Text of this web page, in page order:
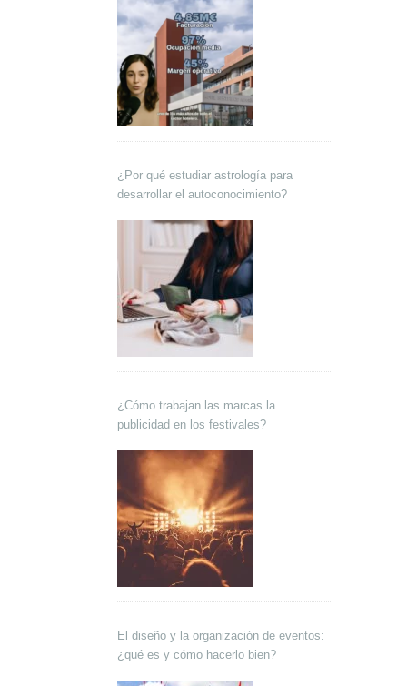
¿Por qué estudiar astrología para
desarrollar el autoconocimiento?
¿Cómo trabajan las marcas la
publicidad en los festivales?
El diseño y la organización de eventos:
¿qué es y cómo hacerlo bien?